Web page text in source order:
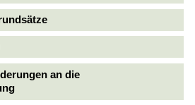
an die